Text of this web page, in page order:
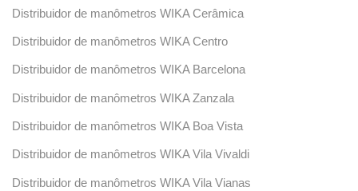
Distribuidor de manômetros WIKA Cerâmica
Distribuidor de manômetros WIKA Centro
Distribuidor de manômetros WIKA Barcelona
Distribuidor de manômetros WIKA Zanzala
Distribuidor de manômetros WIKA Boa Vista
Distribuidor de manômetros WIKA Vila Vivaldi
Distribuidor de manômetros WIKA Vila Vianas